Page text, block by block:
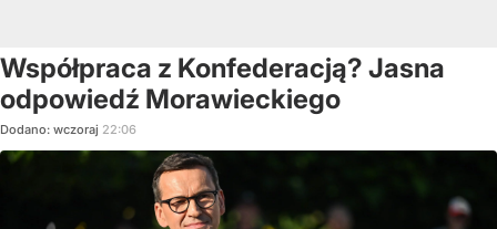
Współpraca z Konfederacją? Jasna
odpowiedź Morawieckiego
Dodano: wczoraj 22:06